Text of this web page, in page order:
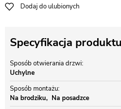
Dodaj do ulubionych
Specyfikacja produktu
Sposób otwierania drzwi
Uchylne
Sposób montażu
Na brodziku
Na posadzce